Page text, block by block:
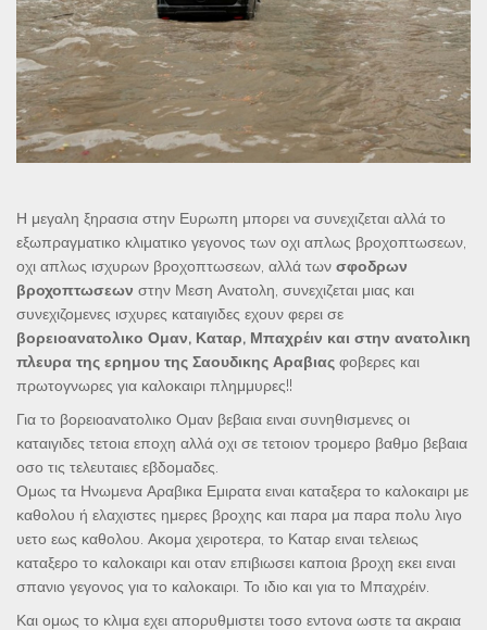
Η μεγαλη ξηρασια στην Ευρωπη μπορει να συνεχιζεται αλλά το
εξωπραγματικο κλιματικο γεγονος των οχι απλως βροχοπτωσεων,
οχι απλως ισχυρων βροχοπτωσεων, αλλά των σφοδρων
βροχοπτωσεων στην Μεση Ανατολη, συνεχιζεται μιας και
συνεχιζομενες ισχυρες καταιγιδες εχουν φερει σε
βορειοανατολικο Ομαν, Καταρ, Μπαχρέιν και στην ανατολικη
πλευρα της ερημου της Σαουδικης Αραβιας φοβερες και
πρωτογνωρες για καλοκαιρι πλημμυρες!!
Για το βορειοανατολικο Ομαν βεβαια ειναι συνηθισμενες οι
καταιγιδες τετοια εποχη αλλά οχι σε τετοιον τρομερο βαθμο βεβαια
οσο τις τελευταιες εβδομαδες.
Ομως τα Ηνωμενα Αραβικα Εμιρατα ειναι καταξερα το καλοκαιρι με
καθολου ή ελαχιστες ημερες βροχης και παρα μα παρα πολυ λιγο
υετο εως καθολου. Ακομα χειροτερα, το Καταρ ειναι τελειως
καταξερο το καλοκαιρι και οταν επιβιωσει καποια βροχη εκει ειναι
σπανιο γεγονος για το καλοκαιρι. Το ιδιο και για το Μπαχρέιν.
Και ομως το κλιμα εχει απορυθμιστει τοσο εντονα ωστε τα ακραια